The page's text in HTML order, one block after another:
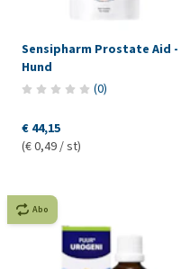
Sensipharm Prostate Aid -
Hund
(0)
€ 44,15
(€ 0,49 / st)
Abo